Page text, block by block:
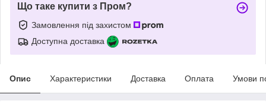
Що таке купити з Пром?
Замовлення під захистом
Доступна доставка
Опис Характеристики Доставка Оплата Умови